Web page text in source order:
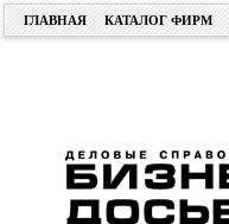
ГЛАВНАЯ КАТАЛОГ ФИРМ